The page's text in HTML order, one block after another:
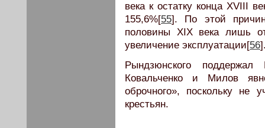
века к остатку конца XVIII
155,6%[55]. По этой
половины XIX века лишь
увеличение эксплуатации[56
Рындзюнского
Ковальченко и Милов
оброчного», поскольку не
крестьян.